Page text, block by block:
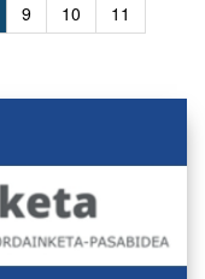
9 10
11